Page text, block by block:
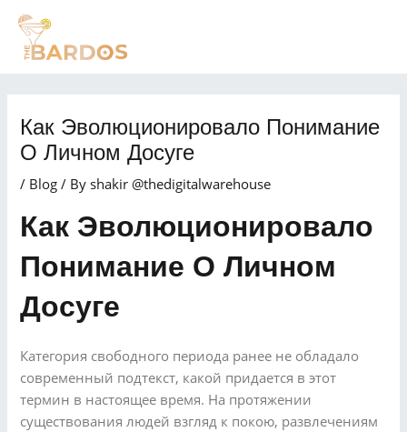
Skip
content
Как Эволюционировало Понимание
О Личном Досуге
/ Blog / By shakir @thedigitalwarehouse
Как Эволюционировало
Понимание О Личном
Досуге
Категория свободного периода ранее не обладало
современный подтекст, какой придается в этот
термин в настоящее время. На протяжении
существования людей взгляд к покою, развлечениям
Post
navigation